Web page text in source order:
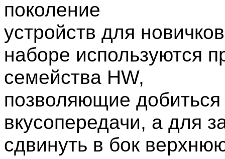
поколение
устройств для
наборе используются
семейства HW,
позволяющие добиться
вкусопередачи, а для
сдвинуть в бок